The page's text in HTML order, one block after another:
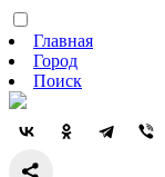
Главная
Город
Поиск